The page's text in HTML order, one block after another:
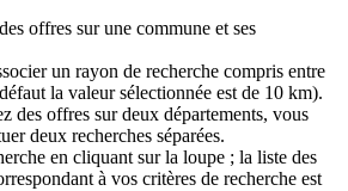
offres sur une commune et ses
un rayon de recherche compris entre
la valeur sélectionnée est de 10 km).
des offres sur deux départements, vous
deux recherches séparées.
en cliquant sur la loupe ; la liste des
à vos critères de recherche est